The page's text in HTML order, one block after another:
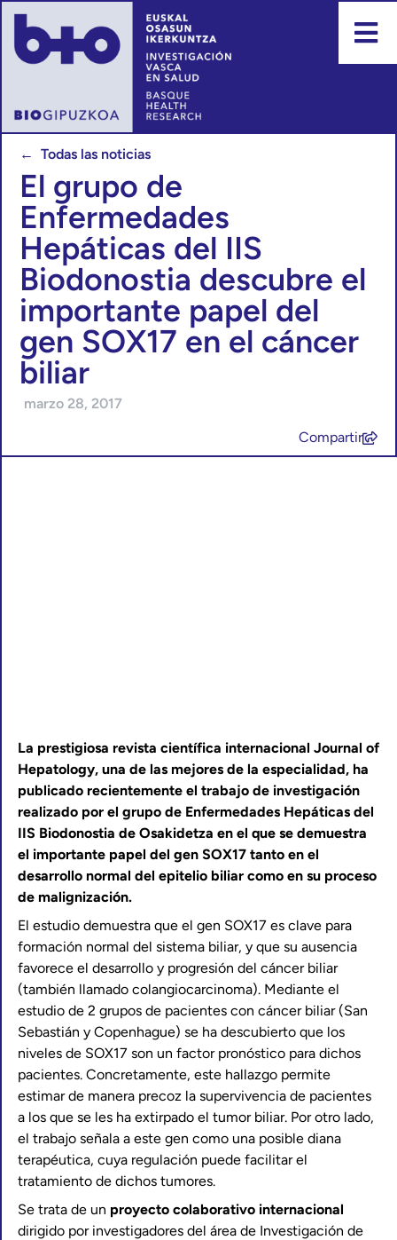
← Todas las noticias
El grupo de
Enfermedades
Hepáticas del IIS
Biodonostia descubre el
importante papel del
gen SOX17 en el cáncer
biliar
marzo 28, 2017
Compartir
La prestigiosa revista científica internacional Journal of
Hepatology, una de las mejores de la especialidad, ha
publicado recientemente el trabajo de investigación
realizado por el grupo de Enfermedades Hepáticas del
IIS Biodonostia de Osakidetza en el que se demuestra
el importante papel del gen SOX17 tanto en el
desarrollo normal del epitelio biliar como en su proceso
de malignización.
El estudio demuestra que el gen SOX17 es clave para
formación normal del sistema biliar, y que su ausencia
favorece el desarrollo y progresión del cáncer biliar
(también llamado colangiocarcinoma). Mediante el
estudio de 2 grupos de pacientes con cáncer biliar (San
Sebastián y Copenhague) se ha descubierto que los
niveles de SOX17 son un factor pronóstico para dichos
pacientes. Concretamente, este hallazgo permite
estimar de manera precoz la supervivencia de pacientes
a los que se les ha extirpado el tumor biliar. Por otro lado,
el trabajo señala a este gen como una posible diana
terapéutica, cuya regulación puede facilitar el
tratamiento de dichos tumores.
Se trata de un proyecto colaborativo internacional
dirigido por investigadores del área de Investigación de